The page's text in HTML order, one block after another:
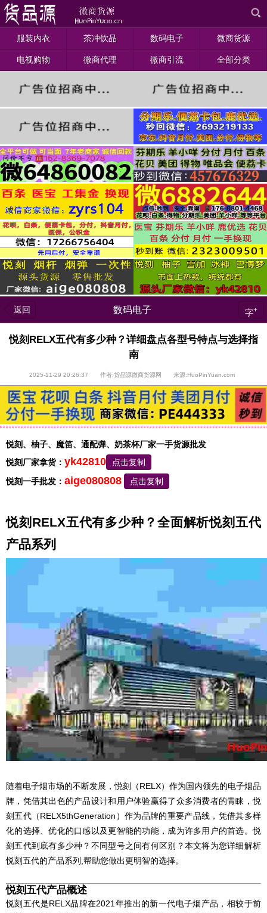
服装内衣 茶冲饮品 数码电子 微商货源
电视购物 微商代理 微商引流 全部分类
返回 数码电子 字+
悦刻RELX五代有多少种？详细盘点各型号特点与选择指
南
2025-11-29 20:26:37 作者:货品源微商货源网 来源:HuoPinYuan.com
悦刻、柚子、魔笛、通配弹、奶茶杯厂家一手货源批发
悦刻厂家拿货： yk42810
点击复制
悦刻一手批发： aige080808 点击复制
悦刻RELX五代有多少种？全面解析悦刻五代
产品系列
随着电子烟市场的不断发展，悦刻（RELX）作为国内领先的电子烟品
牌，凭借其出色的产品设计和用户体验赢得了众多消费者的青睐，悦
刻五代（RELX5thGeneration）作为品牌的重要产品线，凭借其多样
化的选择、优化的口感以及更智能的功能，成为许多用户的首选。悦
刻五代到底有多少种？不同型号之间有何区别？本文将为您详细解析
悦刻五代的产品系列,帮助您做出更明智的选择。
悦刻五代产品概述
悦刻五代是RELX品牌在2021年推出的新一代电子烟产品，相较于前